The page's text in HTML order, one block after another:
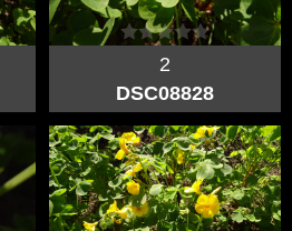
2
DSC08828